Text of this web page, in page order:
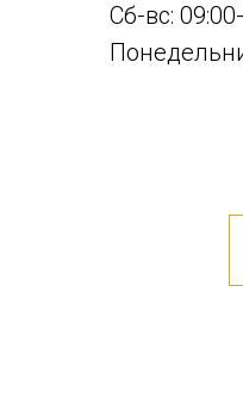
Сб-вс: